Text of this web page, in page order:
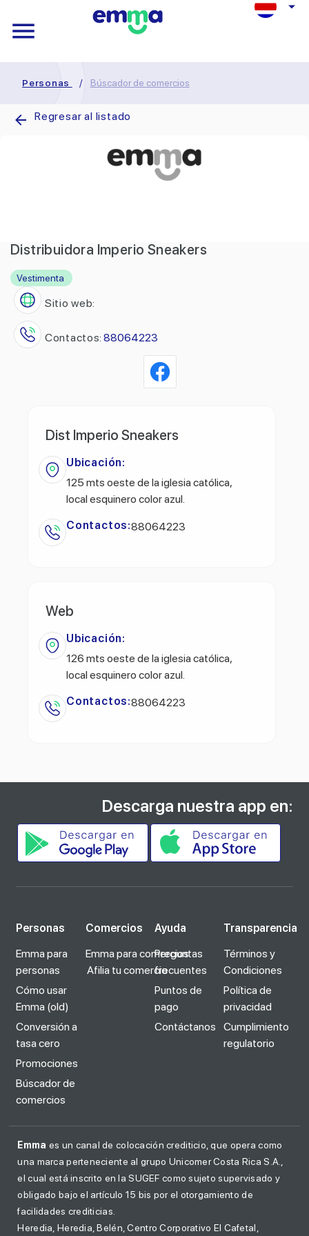
Personas / Búscador de comercios
Regresar al listado
Distribuidora Imperio Sneakers
Vestimenta
Sitio web:
Contactos: 88064223
Dist Imperio Sneakers
Ubicación:
125 mts oeste de la iglesia católica,
local esquinero color azul.
Contactos:88064223
Web
Ubicación:
126 mts oeste de la iglesia católica,
local esquinero color azul.
Contactos:88064223
Descarga nuestra app en:
Personas
Emma para
personas
Cómo usar
Emma (old)
Conversión a
tasa cero
Promociones
Búscador de
comercios
Comercios
Emma para comercios
Afilia tu comercio
Ayuda
Preguntas
frecuentes
Puntos de
pago
Contáctanos
Transparencia
Términos y
Condiciones
Política de
privacidad
Cumplimiento
regulatorio
Emma es un canal de colocación crediticio, que opera como
una marca perteneciente al grupo Unicomer Costa Rica S.A.,
el cual está inscrito en la SUGEF como sujeto supervisado y
obligado bajo el artículo 15 bis por el otorgamiento de
facilidades crediticias.
Heredia, Heredia, Belén, Centro Corporativo El Cafetal,